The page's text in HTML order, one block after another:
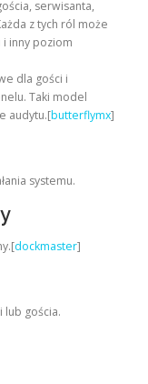
serwisanta,
z tych ról może
inny poziom
dla gości i
Taki model
audytu.[butterflymx]
systemu.
dockmaster]
lub gościa.